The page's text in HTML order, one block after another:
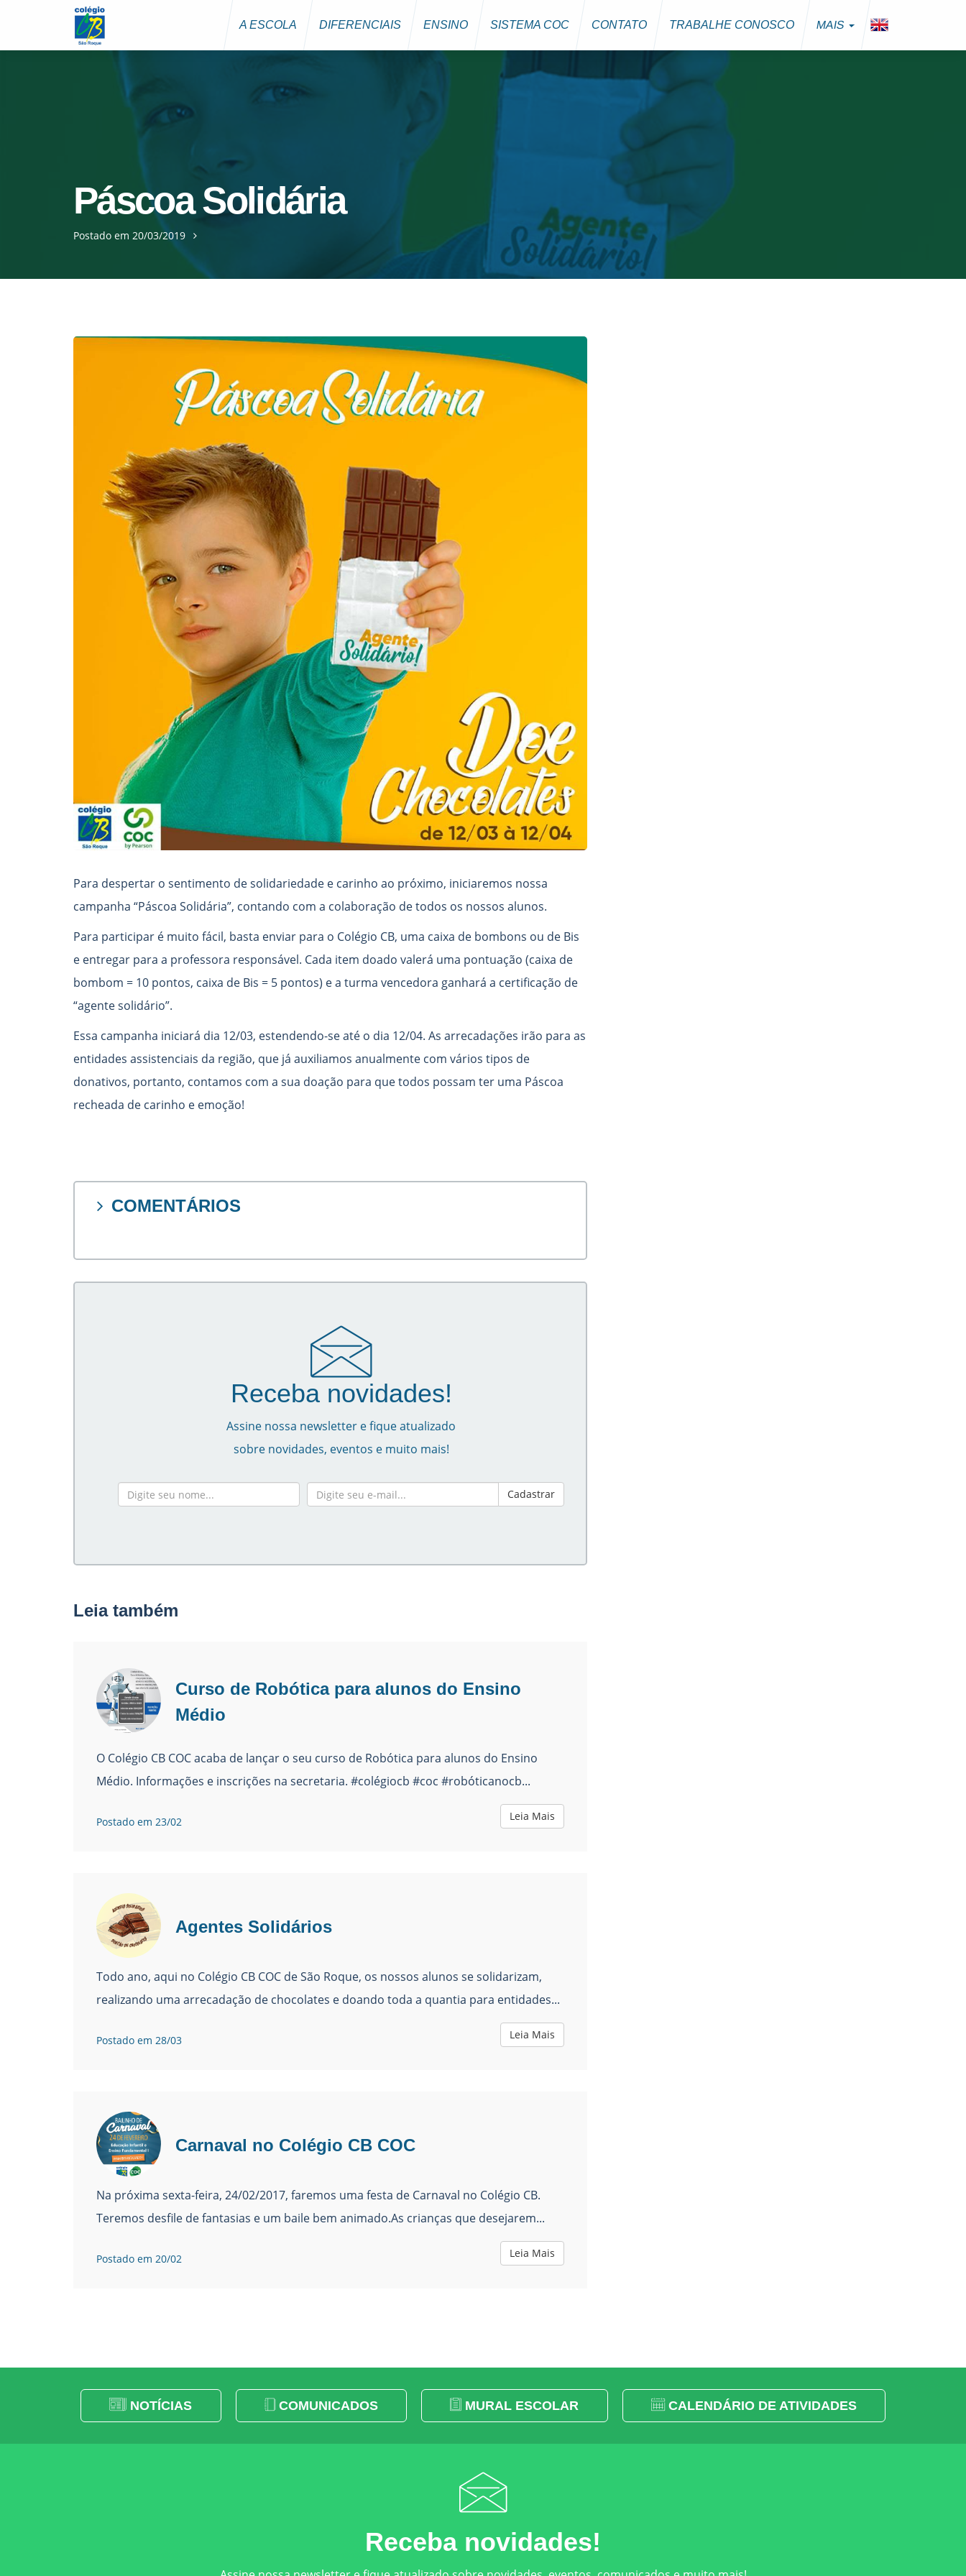
A ESCOLA DIFERENCIAIS ENSINO SISTEMA COC CONTATO TRABALHE CONOSCO MAIS
Páscoa Solidária
Postado em 20/03/2019
Para despertar o sentimento de solidariedade e carinho ao próximo, iniciaremos nossa
campanha “Páscoa Solidária”, contando com a colaboração de todos os nossos alunos.
Para participar é muito fácil, basta enviar para o Colégio CB, uma caixa de bombons ou de Bis
e entregar para a professora responsável. Cada item doado valerá uma pontuação (caixa de
bombom = 10 pontos, caixa de Bis = 5 pontos) e a turma vencedora ganhará a certificação de
“agente solidário”.
Essa campanha iniciará dia 12/03, estendendo-se até o dia 12/04. As arrecadações irão para as
entidades assistenciais da região, que já auxiliamos anualmente com vários tipos de
donativos, portanto, contamos com a sua doação para que todos possam ter uma Páscoa
recheada de carinho e emoção!
COMENTÁRIOS
Receba novidades!
Assine nossa newsletter e fique atualizado
sobre novidades, eventos e muito mais!
Cadastrar
Leia também
Curso de Robótica para alunos do Ensino
Médio
O Colégio CB COC acaba de lançar o seu curso de Robótica para alunos do Ensino
Médio. Informações e inscrições na secretaria. #colégiocb #coc #robóticanocb...
Postado em 23/02 Leia Mais
Agentes Solidários
Todo ano, aqui no Colégio CB COC de São Roque, os nossos alunos se solidarizam,
realizando uma arrecadação de chocolates e doando toda a quantia para entidades...
Postado em 28/03 Leia Mais
Carnaval no Colégio CB COC
Na próxima sexta-feira, 24/02/2017, faremos uma festa de Carnaval no Colégio CB.
Teremos desfile de fantasias e um baile bem animado.As crianças que desejarem...
Postado em 20/02 Leia Mais
NOTÍCIAS COMUNICADOS MURAL ESCOLAR CALENDÁRIO DE ATIVIDADES
Receba novidades!